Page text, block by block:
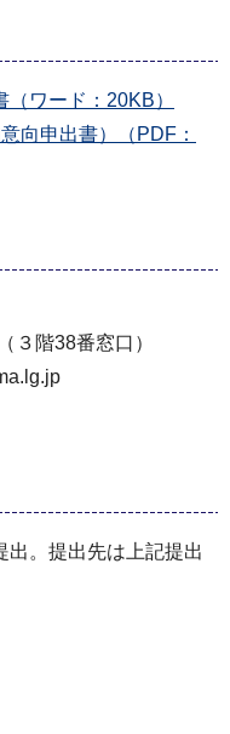
ワード：20KB）
向申出書）（PDF：
３階38番窓口）
出。提出先は上記提出